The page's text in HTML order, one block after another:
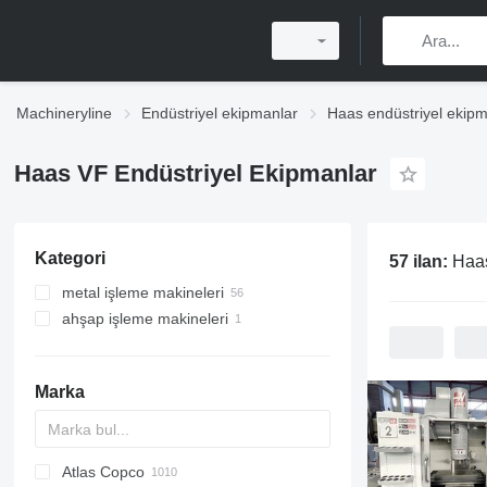
Machineryline Endüstriyel ekipmanlar Haas endüstriyel
Haas VF Endüstriyel Ekipmanlar
Kategori
metal işleme makineleri
işleme merkezleri
ahşap işleme makineleri
Marka
PDS
APD
AB
Ensis
VZ
AG3
Atlas Copco
57 ilan: